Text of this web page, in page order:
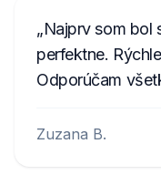
Najprv som bol
perfektne.
Odporúčam
Zuzana B.